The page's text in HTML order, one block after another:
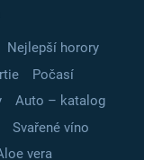
Nejlepší horory
Počasí
Auto – katalog
Svařené víno
vera